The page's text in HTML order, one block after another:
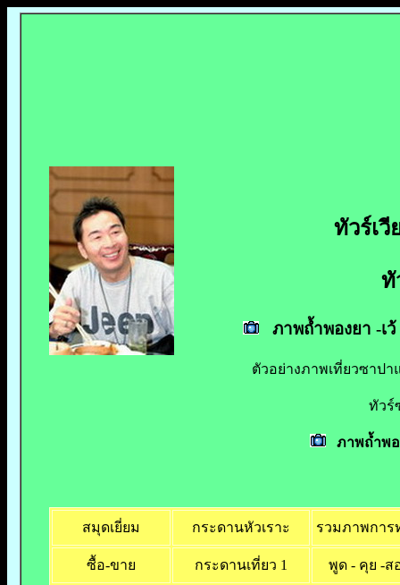
ทัวร์เวี
ทั
ภาพถ้ำพองยา -เ
ตัวอย่างภาพเที่ยวซาป
ทัวร์
ภาพถ้ำพอ
สมุดเยี่ยม กระดานหัวเราะ รวมภาพการ
ซื้อ-ขาย กระดานเที่ยว 1 พูด - คุย -ส